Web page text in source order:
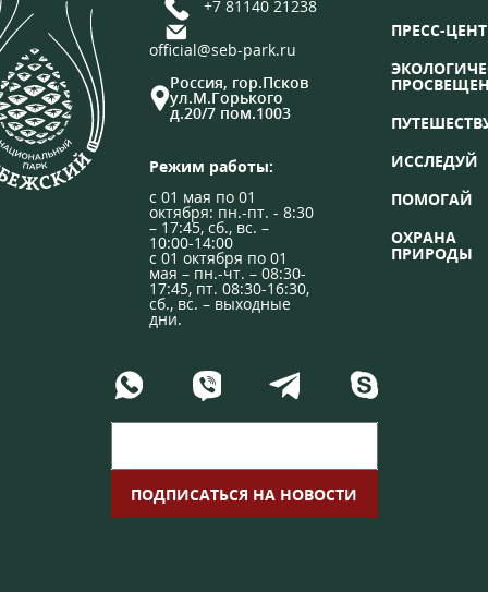
+7 81140 21238
official@seb-park.ru
Россия, гор.Псков
ул.М.Горького
д.20/7 пом.1003
Режим работы:
с 01 мая по 01
октября: пн.-пт. - 8:30
– 17:45, сб., вс. –
10:00-14:00
с 01 октября по 01
мая – пн.-чт. – 08:30-
17:45, пт. 08:30-16:30,
сб., вс. – выходные
дни.
ПРЕСС-
ИССЛЕДУЙ
ПОМОГАЙ
ОХРАНА
ПРИРОДЫ